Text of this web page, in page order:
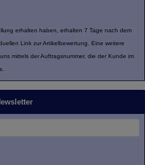
erhalten haben, erhalten 7 Tage nach dem
Link zur Artikelbewertung. Eine weitere
mittels der Auftragsnummer, die der Kunde im